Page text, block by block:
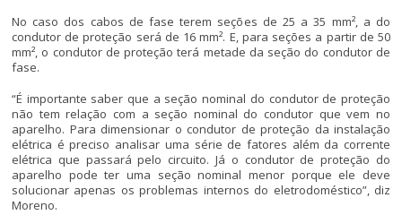
No caso dos cabos de fase terem seções de 25 a 35 mm², a do
condutor de proteção será de 16 mm². E, para seções a partir de 50
mm², o condutor de proteção terá metade da seção do condutor de
fase.
“É importante saber que a seção nominal do condutor de proteção
não tem relação com a seção nominal do condutor que vem no
aparelho. Para dimensionar o condutor de proteção da instalação
elétrica é preciso analisar uma série de fatores além da corrente
elétrica que passará pelo circuito. Já o condutor de proteção do
aparelho pode ter uma seção nominal menor porque ele deve
solucionar apenas os problemas internos do eletrodoméstico”, diz
Moreno.